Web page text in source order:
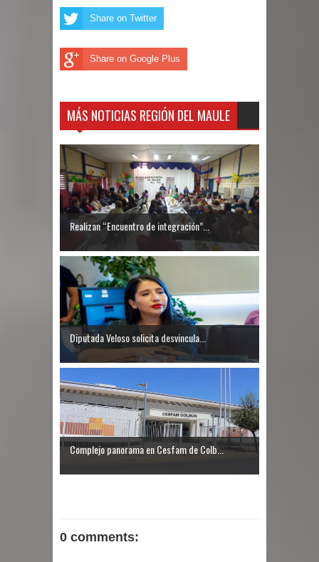
Share on Twitter
Share on Google Plus
MÁS NOTICIAS REGIÓN DEL MAULE
Realizan “Encuentro de integración”...
Diputada Veloso solicita desvincula...
Complejo panorama en Cesfam de Colb...
0 comments: